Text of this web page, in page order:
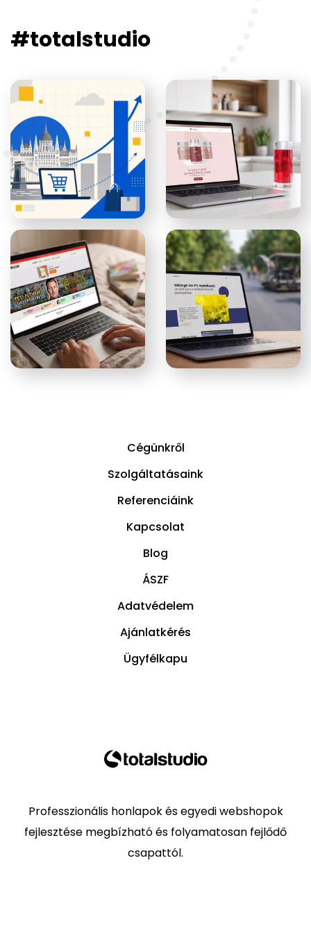
#totalstudio
Cégünkről
Szolgáltatásaink
Referenciáink
Kapcsolat
Blog
ÁSZF
Adatvédelem
Ajánlatkérés
Ügyfélkapu
Professzionális honlapok és egyedi webshopok
fejlesztése megbízható és folyamatosan fejlődő
csapattól.